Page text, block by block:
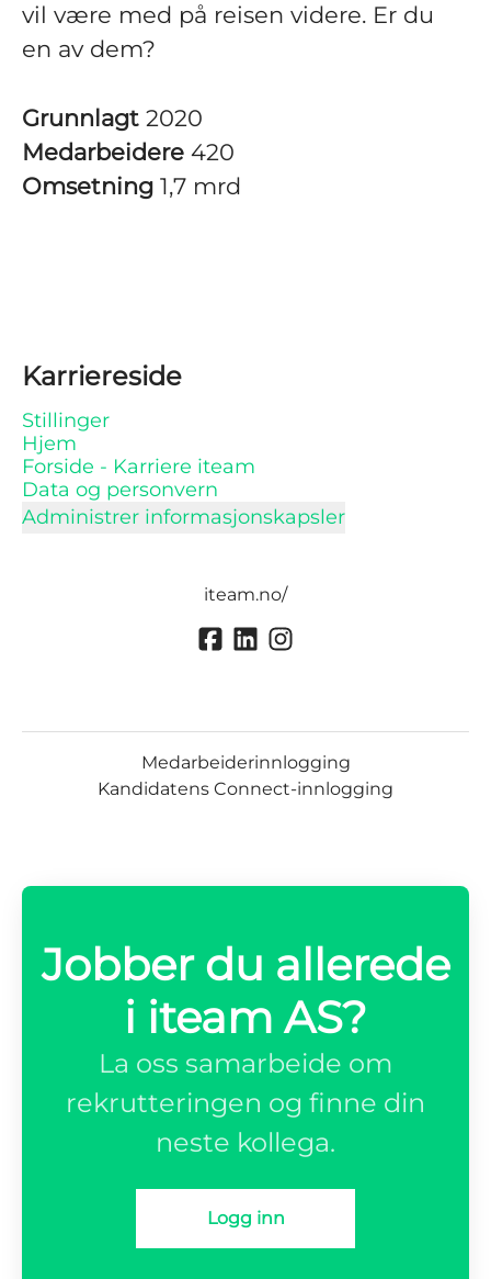
vil være med på reisen videre. Er du
en av dem?
Grunnlagt 2020
Medarbeidere 420
Omsetning 1,7 mrd
Karriereside
Stillinger
Hjem
Forside - Karriere iteam
Data og personvern
Administrer informasjonskapsler
iteam.no/
Medarbeiderinnlogging
Kandidatens Connect-innlogging
Jobber du allerede
i iteam AS?
La oss samarbeide om
rekrutteringen og finne din
neste kollega.
Logg inn